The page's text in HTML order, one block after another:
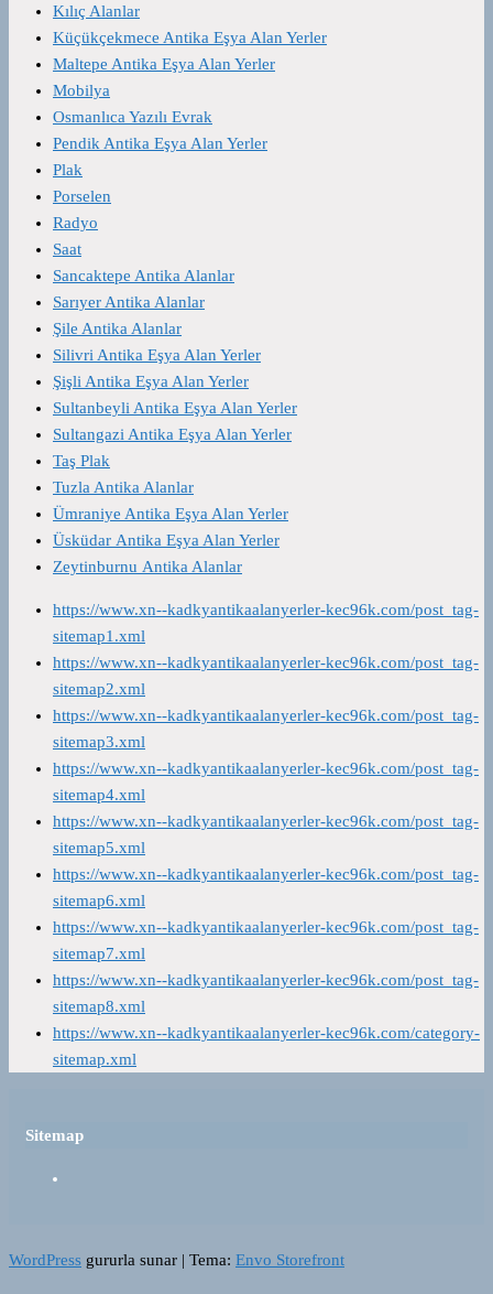
Kılıç Alanlar
Küçükçekmece Antika Eşya Alan Yerler
Maltepe Antika Eşya Alan Yerler
Mobilya
Osmanlıca Yazılı Evrak
Pendik Antika Eşya Alan Yerler
Plak
Porselen
Radyo
Saat
Sancaktepe Antika Alanlar
Sarıyer Antika Alanlar
Şile Antika Alanlar
Silivri Antika Eşya Alan Yerler
Şişli Antika Eşya Alan Yerler
Sultanbeyli Antika Eşya Alan Yerler
Sultangazi Antika Eşya Alan Yerler
Taş Plak
Tuzla Antika Alanlar
Ümraniye Antika Eşya Alan Yerler
Üsküdar Antika Eşya Alan Yerler
Zeytinburnu Antika Alanlar
https://www.xn--kadkyantikaalanyerler-kec96k.com/post_tag-
sitemap1.xml
https://www.xn--kadkyantikaalanyerler-kec96k.com/post_tag-
sitemap2.xml
https://www.xn--kadkyantikaalanyerler-kec96k.com/post_tag-
sitemap3.xml
https://www.xn--kadkyantikaalanyerler-kec96k.com/post_tag-
sitemap4.xml
https://www.xn--kadkyantikaalanyerler-kec96k.com/post_tag-
sitemap5.xml
https://www.xn--kadkyantikaalanyerler-kec96k.com/post_tag-
sitemap6.xml
https://www.xn--kadkyantikaalanyerler-kec96k.com/post_tag-
sitemap7.xml
https://www.xn--kadkyantikaalanyerler-kec96k.com/post_tag-
sitemap8.xml
https://www.xn--kadkyantikaalanyerler-kec96k.com/category-
sitemap.xml
Sitemap
WordPress gururla sunar | Tema: Envo Storefront